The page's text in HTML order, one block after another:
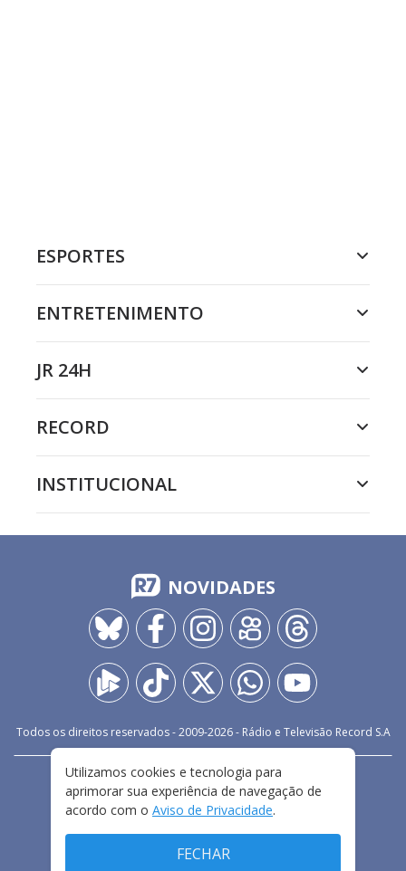
ESPORTES
ENTRETENIMENTO
JR 24H
RECORD
INSTITUCIONAL
NOVIDADES
Todos os direitos reservados - 2009-2026- Rádio e Televisão Record S.A
FALE CONOSCO
PRIVACIDADE
TERMOS E CONDIÇÕES DE USO
Utilizamos cookies e tecnologia para
aprimorar sua experiência de navegação de
acordo com o Aviso de Privacidade.
FECHAR